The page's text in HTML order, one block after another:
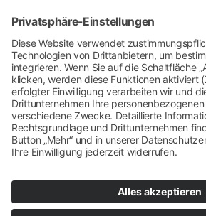
Cookie-Einstellungen
Kontakt
Rückruf-Service
Schreiben Sie uns
Zertifizierungen